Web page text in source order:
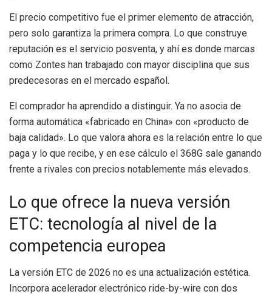
El precio competitivo fue el primer elemento de atracción,
pero solo garantiza la primera compra. Lo que construye
reputación es el servicio posventa, y ahí es donde marcas
como Zontes han trabajado con mayor disciplina que sus
predecesoras en el mercado español.
El comprador ha aprendido a distinguir. Ya no asocia de
forma automática «fabricado en China» con «producto de
baja calidad». Lo que valora ahora es la relación entre lo que
paga y lo que recibe, y en ese cálculo el 368G sale ganando
frente a rivales con precios notablemente más elevados.
Lo que ofrece la nueva versión
ETC: tecnología al nivel de la
competencia europea
La versión ETC de 2026 no es una actualización estética.
Incorpora acelerador electrónico ride-by-wire con dos